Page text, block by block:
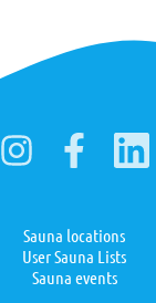
Sauna locations
User Sauna Lists
Sauna events